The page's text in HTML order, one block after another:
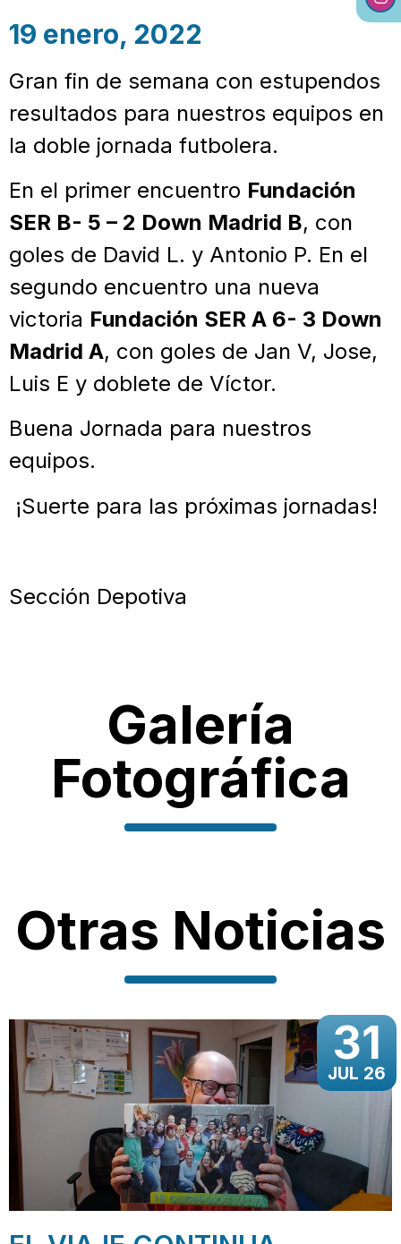
19 enero, 2022
Gran fin de semana con estupendos
resultados para nuestros equipos en
la doble jornada futbolera.
En el primer encuentro Fundación
SER B- 5 – 2 Down Madrid B, con
goles de David L. y Antonio P. En el
segundo encuentro una nueva
victoria Fundación SER A 6- 3 Down
Madrid A, con goles de Jan V, Jose,
Luis E y doblete de Víctor.
Buena Jornada para nuestros
equipos.
¡Suerte para las próximas jornadas!
Sección Depotiva
Galería
Fotográfica
Otras Noticias
31
JUL 26